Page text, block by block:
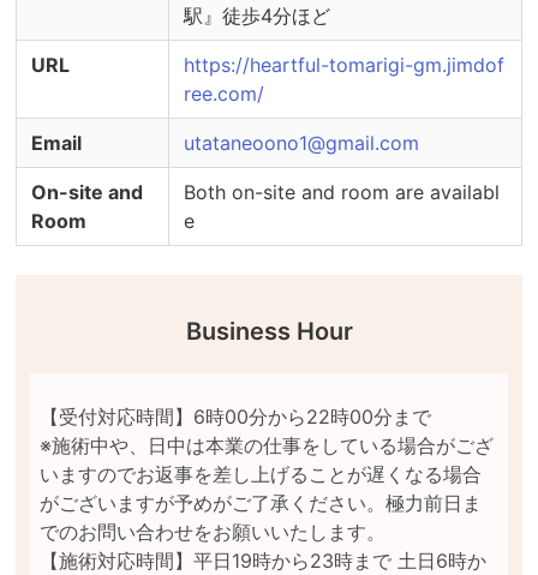
駅』徒歩4分ほど
URL
https://heartful-tomarigi-gm.jimdof
ree.com/
Email utataneoono1@gmail.com
On-site and
Room
Both on-site and room are availabl
e
Business Hour
【受付対応時間】6時00分から22時00分まで
※施術中や、日中は本業の仕事をしている場合がござ
いますのでお返事を差し上げることが遅くなる場合
がございますが予めがご了承ください。極力前日ま
でのお問い合わせをお願いいたします。
【施術対応時間】平日19時から23時まで 土日6時か